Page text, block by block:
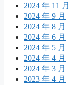
2024 年 11 月
2024 年 9 月
2024 年 8 月
2024 年 6 月
2024 年 5 月
2024 年 4 月
2024 年 3 月
2023 年 4 月